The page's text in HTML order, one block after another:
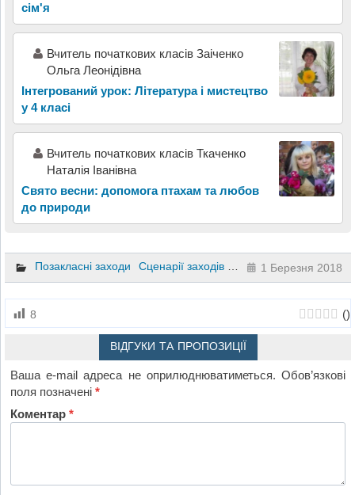
сім'я
Вчитель початкових класів Заіченко
Ольга Леонідівна
Інтегрований урок: Література і мистецтво
у 4 класі
Вчитель початкових класів Ткаченко
Наталія Іванівна
Свято весни: допомога птахам та любов
до природи
Позакласні заходи Сценарії заходів та свят Інший 2 клас
1 Березня 2018
8 ()
ВІДГУКИ ТА ПРОПОЗИЦІЇ
Ваша e-mail адреса не оприлюднюватиметься. Обов’язкові
поля позначені*
Коментар*